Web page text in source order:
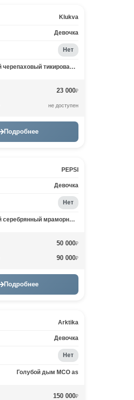
Klukva
Девочка
Нет
Черный черепаховый тикированный на сербер MCO fs 25
23 000₽
не доступен
Подробнее
PEPSI
Девочка
Нет
Черный серебрянный мраморный MCO ns 22
50 000₽
90 000₽
Подробнее
Arktika
Девочка
Нет
Голубой дым MCO as
150 000₽